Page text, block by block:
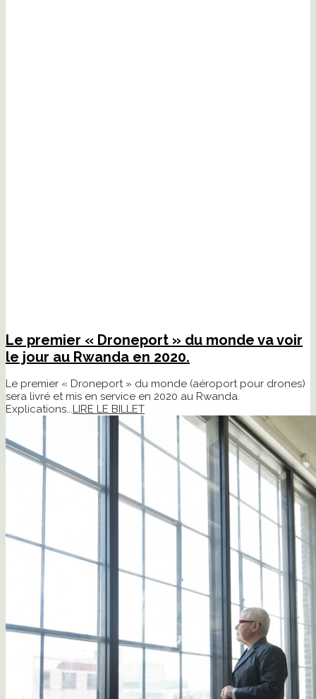
Le premier « Droneport » du monde va voir
le jour au Rwanda en 2020.
Le premier « Droneport » du monde (aéroport pour drones)
sera livré et mis en service en 2020 au Rwanda.
Explications... LIRE LE BILLET